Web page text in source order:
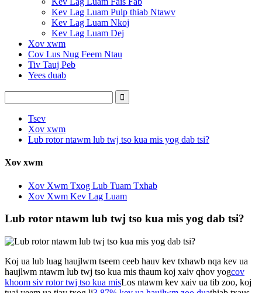
Kev Lag Luam Pulp thiab Ntawv
Kev Lag Luam Nkoj
Kev Lag Luam Dej
Xov xwm
Cov Lus Nug Feem Ntau
Tiv Tauj Peb
Yees duab
Tsev
Xov xwm
Lub rotor ntawm lub twj tso kua mis yog dab tsi?
Xov xwm
Xov Xwm Txog Lub Tuam Txhab
Xov Xwm Kev Lag Luam
Lub rotor ntawm lub twj tso kua mis yog dab tsi?
Koj ua lub luag haujlwm tseem ceeb hauv kev txhawb nqa kev ua
haujlwm ntawm lub twj tso kua mis thaum koj xaiv qhov yogcov
khoom siv rotor twj tso kua misLos ntawm kev xaiv ua tib zoo, koj